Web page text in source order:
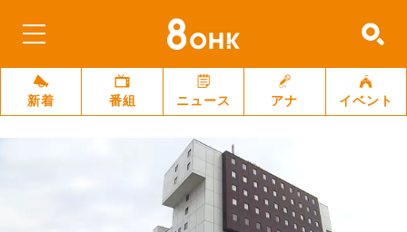
新着 番組 ニュース アナ イベント